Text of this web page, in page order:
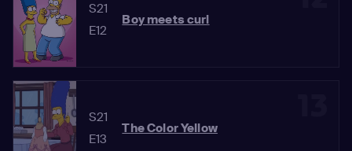
S21
E12
Boy meets curl
S21
E13
The Color Yellow